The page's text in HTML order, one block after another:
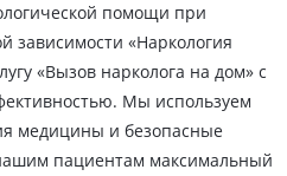
помощи при
зависимости «Наркология
«Вызов нарколога на дом» с
Мы используем
медицины и безопасные
пациентам максимальный